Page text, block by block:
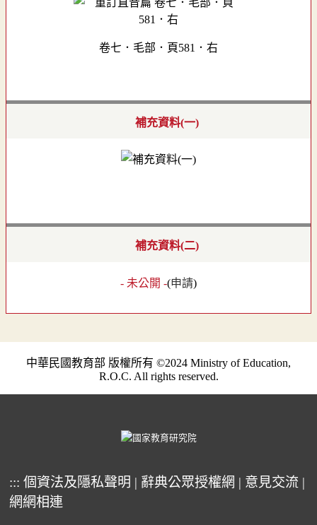
卷七．毛部．頁581．右
補充資料(一)
補充資料(二)
- 未公開 -(申請)
中華民國教育部 版權所有 ©2024 Ministry of Education,
R.O.C. All rights reserved.
::: 個資法及隱私聲明 | 辭典公眾授權網 | 意見交流 |
網網相連